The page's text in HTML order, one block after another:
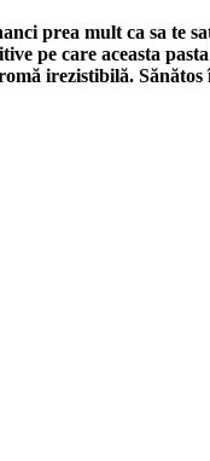
prea mult ca sa te
pe care aceasta
irezistibilă.